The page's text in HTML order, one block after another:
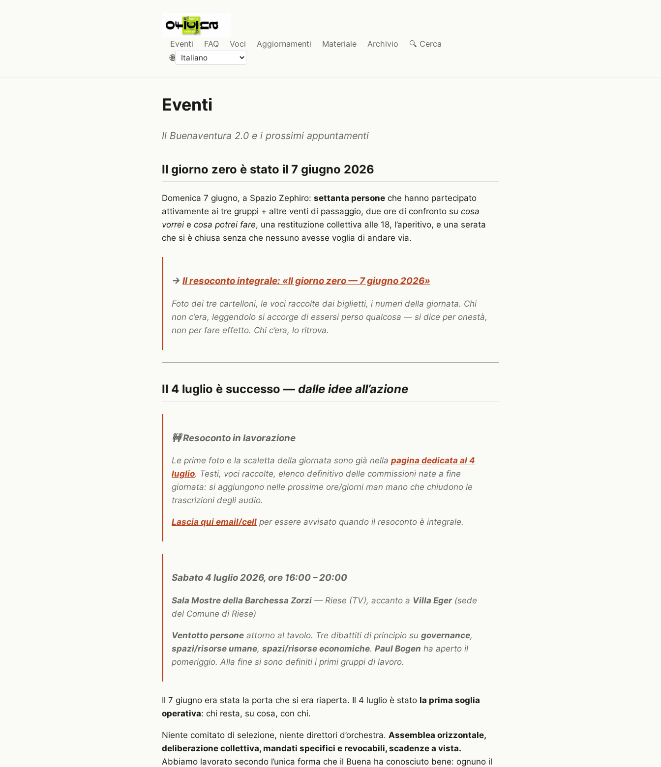
Eventi FAQ Voci Aggiornamenti Materiale Archivio
🔍 Cerca
🌐
Eventi
Il Buenaventura 2.0 e i prossimi appuntamenti
Il giorno zero è stato il 7 giugno 2026
Domenica 7 giugno, a Spazio Zephiro: settanta persone che hanno partecipato
attivamente ai tre gruppi + altre venti di passaggio, due ore di confronto su cosa
vorrei e cosa potrei fare, una restituzione collettiva alle 18, l’aperitivo, e una serata
che si è chiusa senza che nessuno avesse voglia di andare via.
→ Il resoconto integrale: «Il giorno zero — 7 giugno 2026»
Foto dei tre cartelloni, le voci raccolte dai biglietti, i numeri della giornata. Chi
non c’era, leggendolo si accorge di essersi perso qualcosa — si dice per onestà,
non per fare effetto. Chi c’era, lo ritrova.
Il 4 luglio è successo — dalle idee all’azione
🚧 Resoconto in lavorazione
Le prime foto e la scaletta della giornata sono già nella pagina dedicata al 4
luglio. Testi, voci raccolte, elenco definitivo delle commissioni nate a fine
giornata: si aggiungono nelle prossime ore/giorni man mano che chiudono le
trascrizioni degli audio.
Lascia qui email/cell per essere avvisato quando il resoconto è integrale.
Sabato 4 luglio 2026, ore 16:00 – 20:00
Sala Mostre della Barchessa Zorzi — Riese (TV), accanto a Villa Eger(sede
del Comune di Riese)
Ventotto persone attorno al tavolo. Tre dibattiti di principio su governance,
spazi/risorse umane, spazi/risorse economiche. Paul Bogen ha aperto il
pomeriggio. Alla fine si sono definiti i primi gruppi di lavoro.
Il 7 giugno era stata la porta che si era riaperta. Il 4 luglio è stato la prima soglia
operativa: chi resta, su cosa, con chi.
Niente comitato di selezione, niente direttori d’orchestra. Assemblea orizzontale,
deliberazione collettiva, mandati specifici e revocabili, scadenze a vista.
Abbiamo lavorato secondo l’unica forma che il Buena ha conosciuto bene: ognuno il